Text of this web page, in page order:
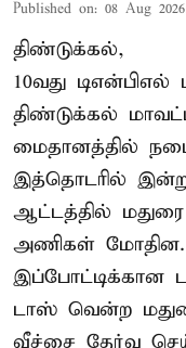
Published on: 08 Aug
திண்டுக்கல்,
10வது டிஎன்பிஎல்
திண்டுக்கல்
மைதானத்தில்
இத்தொடரில்
ஆட்டத்தில்
அணிகள் மோதின.
இப்போட்டிக்கான
டாஸ் வென்ற
வீச்சை தேர்வு